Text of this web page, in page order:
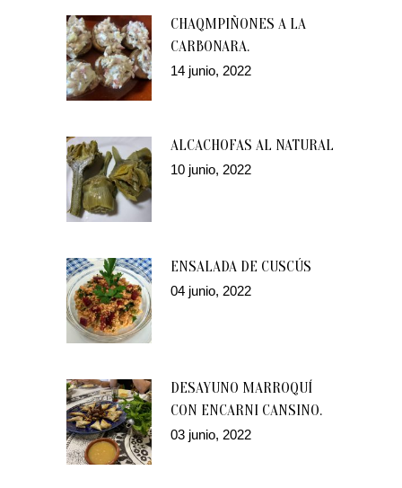
CHAQMPIÑONES A LA
CARBONARA.
14 junio, 2022
ALCACHOFAS AL NATURAL
10 junio, 2022
ENSALADA DE CUSCÚS
04 junio, 2022
DESAYUNO MARROQUÍ
CON ENCARNI CANSINO.
03 junio, 2022